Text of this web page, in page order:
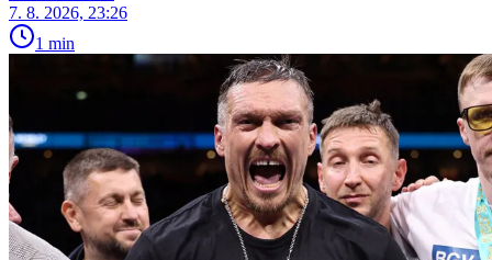
7. 8. 2026, 23:26
1 min